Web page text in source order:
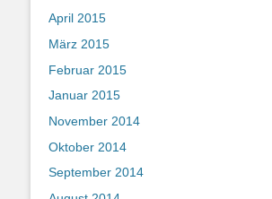
April 2015
März 2015
Februar 2015
Januar 2015
November 2014
Oktober 2014
September 2014